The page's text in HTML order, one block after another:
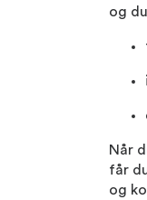
og
Når
får
og